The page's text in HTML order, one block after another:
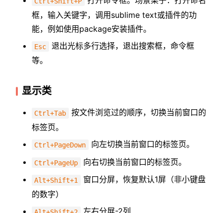
框，输入关键字，调用sublime text或插件的功
能，例如使用package安装插件。
Esc
退出光标多行选择，退出搜索框，命令框
等。
显示类
Ctrl+Tab
按文件浏览过的顺序，切换当前窗口的
标签页。
Ctrl+PageDown 向左切换当前窗口的标签页。
Ctrl+PageUp 向右切换当前窗口的标签页。
Alt+Shift+1
窗口分屏，恢复默认1屏（非小键盘
的数字）
左右分屏-2列